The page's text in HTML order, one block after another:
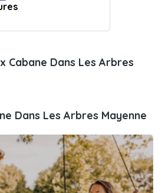
Cabane Dans Les Arbres
Dans Les Arbres Mayenne